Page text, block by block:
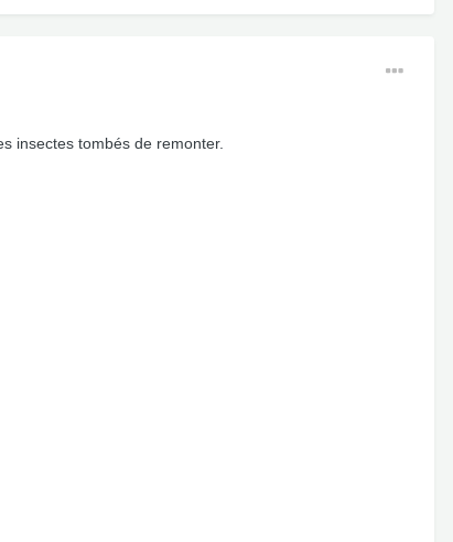
insectes tombés de remonter.